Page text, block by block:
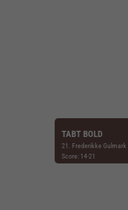
TABT BOLD
21. Frederikke Gulmark
Score: 14-21